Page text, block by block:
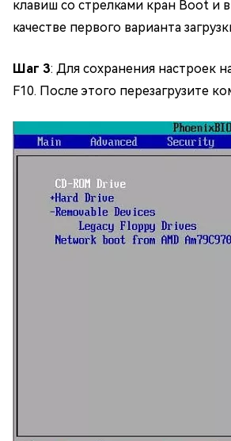
клавиш со стрелками кран Boot и
качестве первого варианта
Шаг 3: Для сохранения настроек
F10. После этого перезагрузите